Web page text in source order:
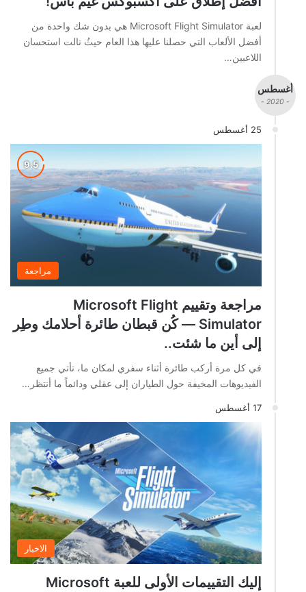
لعبة Microsoft Flight Simulator هي بدون شك واحدة من
أفضل الألعاب التي حصلنا عليها هذا العام حيثُ نالت استحسان
اللاعبين…
أغسطس
- 2020 -
25 أغسطس
مراجعة
مراجعة وتقييم Microsoft Flight
Simulator — كُن قبطان طائرة أحلامك وطِر
إلى أين ما شئت..
في كل مرة أركب طائرة أثناء سفري لمكان ما، تأتي جميع
الفيديوهات المخيفة حول الطياران إلى عقلي ودائماً ما أنتظر…
17 أغسطس
الاخبار
إليك التقييمات الأولى للعبة Microsoft